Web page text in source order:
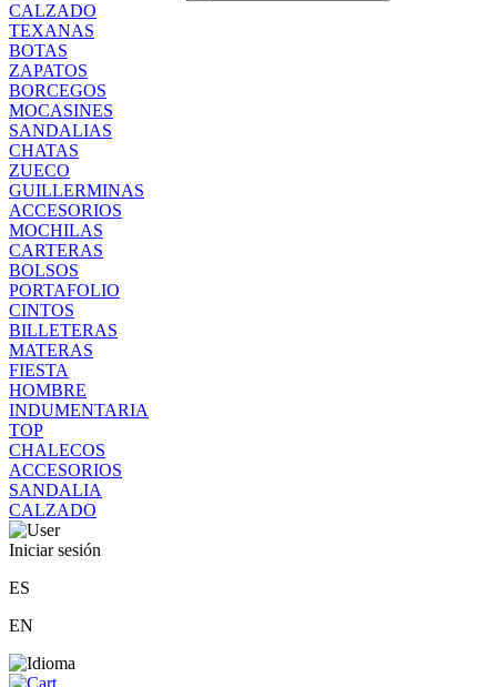
CALZADO
TEXANAS
BOTAS
ZAPATOS
BORCEGOS
MOCASINES
SANDALIAS
CHATAS
ZUECO
GUILLERMINAS
ACCESORIOS
MOCHILAS
CARTERAS
BOLSOS
PORTAFOLIO
CINTOS
BILLETERAS
MATERAS
FIESTA
HOMBRE
INDUMENTARIA
TOP
CHALECOS
ACCESORIOS
SANDALIA
CALZADO
Iniciar sesión
ES
EN